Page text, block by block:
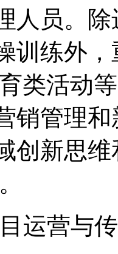
人员。
训练外
类活动
销管理
创新思
营与传